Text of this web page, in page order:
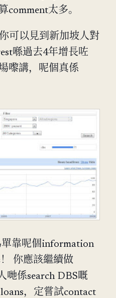
comment太多。
可以見到新加坡人對
喺過去4年增長咗
嚟講，呢個真係
靠呢個information
你應該繼續做
哋係search DBS嘅
，定嘗試contact